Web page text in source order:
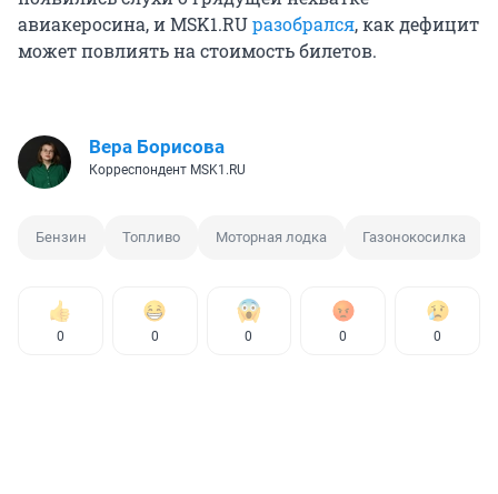
авиакеросина, и MSK1.RUразобрался, как дефицит
может повлиять на стоимость билетов.
Вера Борисова
Корреспондент MSK1.RU
Бензин Топливо Моторная лодка Газонокосилка
0 0 0 0 0